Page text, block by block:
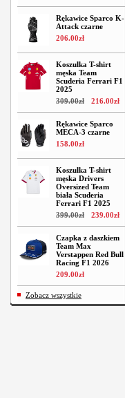
Rękawice Sparco K-
Attack czarne
206.00zł
Koszulka T-shirt
męska Team
Scuderia Ferrari F1
2025
309.00zł 216.00zł
Rękawice Sparco
MECA-3 czarne
158.00zł
Koszulka T-shirt
męska Drivers
Oversized Team
biała Scuderia
Ferrari F1 2025
399.00zł 239.00zł
Czapka z daszkiem
Team Max
Verstappen Red Bull
Racing F1 2026
209.00zł
Zobacz wszystkie